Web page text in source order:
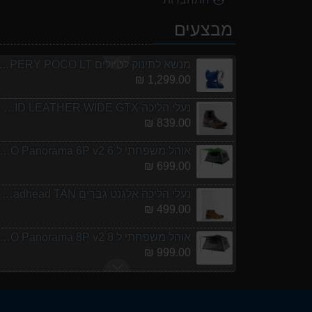
מבצעים449.00 ₪
מנשא לתינוק לטיולים OSPERY POCO LT
1,299.00 ₪
נעלי הליכה ULTRA RAPTOR II MID LEATHER WIDE GTX
839.00 ₪
אוהל משפחתי ל 6 GURO Panorama 6P v2
699.00 ₪
נעלי הליכה אלגנט גברים Barbour Readhead TAN
499.00 ₪
אוהל משפחתי ל 8 GURO Panorama 8P v2
999.00 ₪